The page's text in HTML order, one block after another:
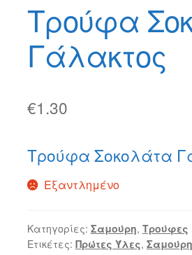
Τρούφα
Γάλακτος
€1.30
Τρούφα Σοκολάτα
Εξαντλημένο
Κατηγορίες: Σαμούρη, Τρούφες
Ετικέτες: Πρώτες Ύλες, Σαμούρη